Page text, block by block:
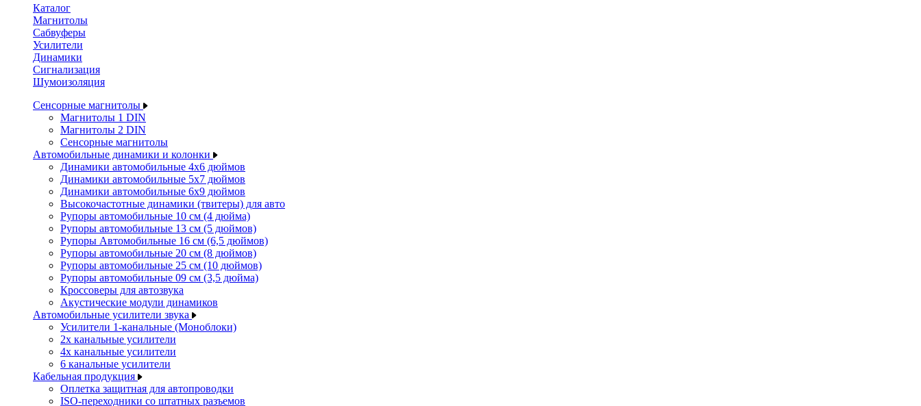
Каталог
Магнитолы
Сабвуферы
Усилители
Динамики
Сигнализация
Шумоизоляция
Сенсорные магнитолы
Магнитолы 1 DIN
Магнитолы 2 DIN
Сенсорные магнитолы
Автомобильные динамики и колонки
Динамики автомобильные 4x6 дюймов
Динамики автомобильные 5x7 дюймов
Динамики автомобильные 6x9 дюймов
Высокочастотные динамики (твитеры) для авто
Рупоры автомобильные 10 см (4 дюйма)
Рупоры автомобильные 13 см (5 дюймов)
Рупоры Автомобильные 16 см (6,5 дюймов)
Рупоры автомобильные 20 см (8 дюймов)
Рупоры автомобильные 25 см (10 дюймов)
Рупоры автомобильные 09 см (3,5 дюйма)
Кроссоверы для автозвука
Акустические модули динамиков
Автомобильные усилители звука
Усилители 1-канальные (Моноблоки)
2х канальные усилители
4х канальные усилители
6 канальные усилители
Кабельная продукция
Оплетка защитная для автопроводки
ISO-переходники со штатных разъемов